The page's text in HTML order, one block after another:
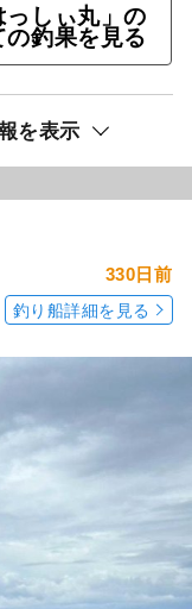
っしぃ丸」の
の釣果を見る
を表示
330日前
釣り船詳細を見る